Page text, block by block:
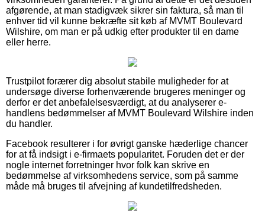
afgørende, at man stadigvæk sikrer sin faktura, så man til
enhver tid vil kunne bekræfte sit køb af MVMT Boulevard
Wilshire, om man er på udkig efter produkter til en dame
eller herre.
Trustpilot forærer dig absolut stabile muligheder for at
undersøge diverse forhenværende brugeres meninger og
derfor er det anbefalelsesværdigt, at du analyserer e-
handlens bedømmelser af MVMT Boulevard Wilshire inden
du handler.
Facebook resulterer i for øvrigt ganske hæderlige chancer
for at få indsigt i e-firmaets popularitet. Foruden det er der
nogle internet forretninger hvor folk kan skrive en
bedømmelse af virksomhedens service, som på samme
måde må bruges til afvejning af kundetilfredsheden.